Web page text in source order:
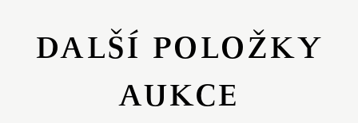
DALŠÍ POLOŽKY
AUKCE